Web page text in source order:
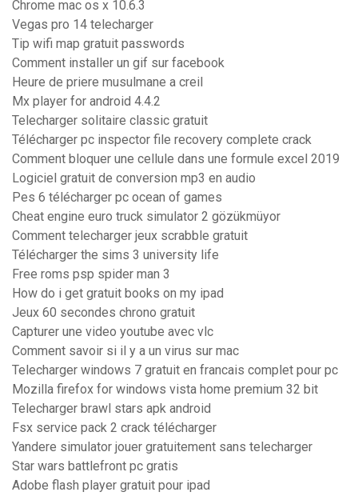
Chrome mac os x 10.6.3
Vegas pro 14 telecharger
Tip wifi map gratuit passwords
Comment installer un gif sur facebook
Heure de priere musulmane a creil
Mx player for android 4.4.2
Telecharger solitaire classic gratuit
Télécharger pc inspector file recovery complete crack
Comment bloquer une cellule dans une formule excel 2019
Logiciel gratuit de conversion mp3 en audio
Pes 6 télécharger pc ocean of games
Cheat engine euro truck simulator 2 gözükmüyor
Comment telecharger jeux scrabble gratuit
Télécharger the sims 3 university life
Free roms psp spider man 3
How do i get gratuit books on my ipad
Jeux 60 secondes chrono gratuit
Capturer une video youtube avec vlc
Comment savoir si il y a un virus sur mac
Telecharger windows 7 gratuit en francais complet pour pc
Mozilla firefox for windows vista home premium 32 bit
Telecharger brawl stars apk android
Fsx service pack 2 crack télécharger
Yandere simulator jouer gratuitement sans telecharger
Star wars battlefront pc gratis
Adobe flash player gratuit pour ipad